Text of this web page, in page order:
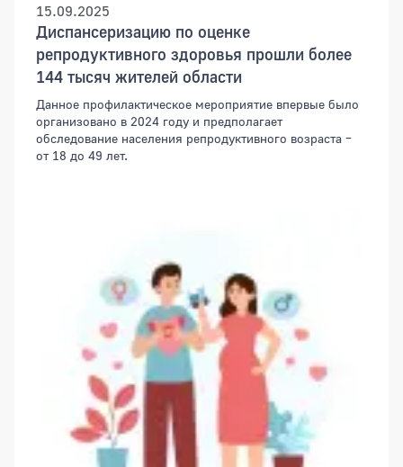
15.09.2025
Диспансеризацию по оценке
репродуктивного здоровья прошли более
144 тысяч жителей области
Данное профилактическое мероприятие впервые было
организовано в 2024 году и предполагает
обследование населения репродуктивного возраста –
от 18 до 49 лет.